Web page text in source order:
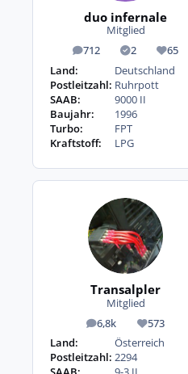
duo infernale
Mitglied
712
Beiträge 2
Lösungen
65
Land:
Deutschland
Postleitzahl: Ruhrpott
SAAB:
9000 II
Baujahr:
1996
Turbo:
FPT
Kraftstoff:
LPG
Transalpler
Mitglied
6,8k
Beiträge 573
Land:
Österreich
Postleitzahl: 2294